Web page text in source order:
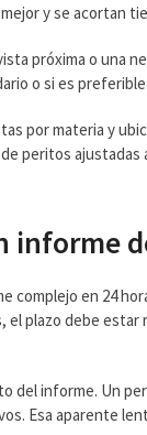
y se acortan
próxima o una
o si es
por materia y
peritos ajustadas
informe
complejo en 24
plazo debe estar
del informe. Un
Esa aparente